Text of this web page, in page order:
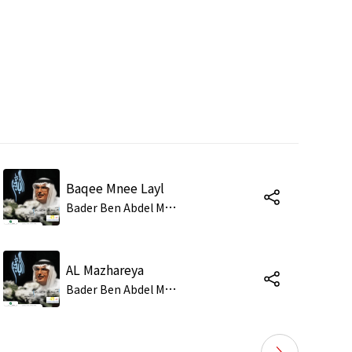
Baqee Mnee Layl
B
ader Ben Abdel Mehsen
AL Mazhareya
B
ader Ben Abdel Mehsen